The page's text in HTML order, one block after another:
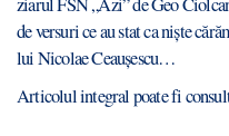
de versuri ce au stat ca niște
lui Nicolae Ceaușescu…
Articolul integral poate fi